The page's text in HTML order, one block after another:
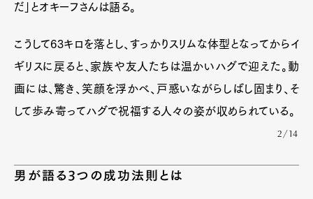
だ」とオキーフさんは語る。
こうして63キロを落とし、すっかりスリムな体型となってからイ
ギリスに戻ると、家族や友人たちは温かいハグで迎えた。動
画には、驚き、笑顔を浮かべ、戸惑いながらしばし固まり、そ
して歩み寄ってハグで祝福する人々の姿が収められている。
2/14
男が語る3つの成功法則とは